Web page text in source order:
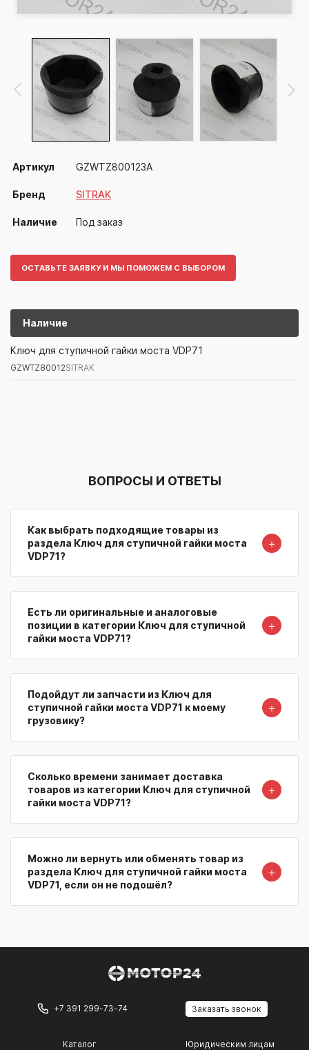
Артикул GZWTZ800123A
Бренд SITRAK
Наличие Под заказ
ОСТАВЬТЕ ЗАЯВКУ И МЫ ПОМОЖЕМ С ВЫБОРОМ
Наличие
Артикул/БрендНаименование
GZWTZ80012SITRAK
Ключ для ступичной гайки моста VDP71
GZWTZ80012SITRAK
ВОПРОСЫ И ОТВЕТЫ
Как выбрать подходящие товары из
раздела Ключ для ступичной гайки моста
VDP71?
＋
Есть ли оригинальные и аналоговые
позиции в категории Ключ для ступичной
гайки моста VDP71?
＋
Подойдут ли запчасти из Ключ для
ступичной гайки моста VDP71 к моему
грузовику?
＋
Сколько времени занимает доставка
товаров из категории Ключ для ступичной
гайки моста VDP71?
＋
Можно ли вернуть или обменять товар из
раздела Ключ для ступичной гайки моста
VDP71, если он не подошёл?
＋
+7 391 299-73-74 Заказать звонок
Каталог Юридическим лицам